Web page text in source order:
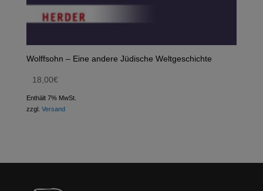
Wolffsohn – Eine andere Jüdische Weltgeschichte
18,00€
Enthält 7% MwSt.
zzgl. Versand